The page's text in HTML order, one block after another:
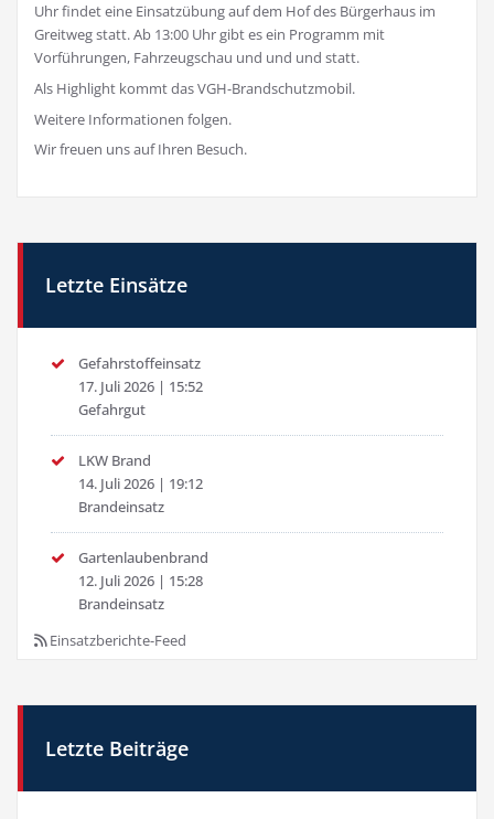
Uhr findet eine Einsatzübung auf dem Hof des Bürgerhaus im
Greitweg statt. Ab 13:00 Uhr gibt es ein Programm mit
Vorführungen, Fahrzeugschau und und und statt.
Als Highlight kommt das VGH-Brandschutzmobil.
Weitere Informationen folgen.
Wir freuen uns auf Ihren Besuch.
Letzte Einsätze
Gefahrstoffeinsatz
17. Juli 2026 | 15:52
Gefahrgut
LKW Brand
14. Juli 2026 | 19:12
Brandeinsatz
Gartenlaubenbrand
12. Juli 2026 | 15:28
Brandeinsatz
Einsatzberichte-Feed
Letzte Beiträge